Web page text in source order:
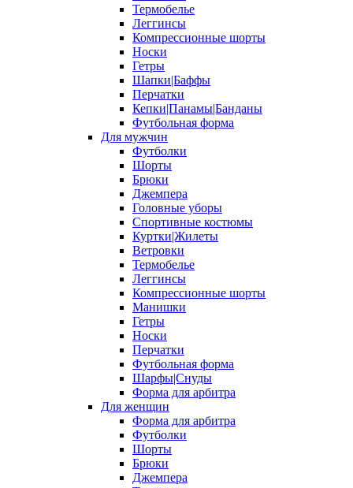
Термобелье
Леггинсы
Компрессионные шорты
Носки
Гетры
Шапки|Баффы
Перчатки
Кепки|Панамы|Банданы
Футбольная форма
Для мужчин
Футболки
Шорты
Брюки
Джемпера
Головные уборы
Спортивные костюмы
Куртки|Жилеты
Ветровки
Термобелье
Леггинсы
Компрессионные шорты
Манишки
Гетры
Носки
Перчатки
Футбольная форма
Шарфы|Снуды
Форма для арбитра
Для женщин
Форма для арбитра
Футболки
Шорты
Брюки
Джемпера